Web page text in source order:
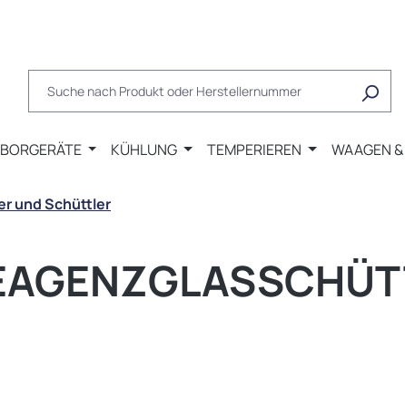
KÜHLUNG TEMPERIEREN WAAGEN
und Schüttler